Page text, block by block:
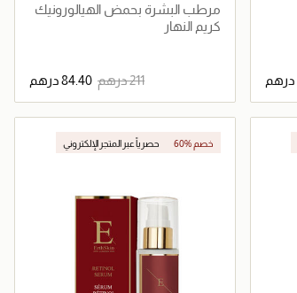
مرطب البشرة بحمض الهيالورونيك
المعزز
كريم النهار
جاري تحميل التفاصيل
60% خصم حصرياً عبر المتجر الإلكتروني